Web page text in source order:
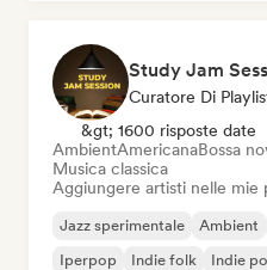
Curatore Di
&gt; 1600 risposte date
AmbientAmericanaBossa
Musica classica
Aggiungere artisti nelle mie
Jazz sperimentale Ambient
Iperpop
Indie folk Indie